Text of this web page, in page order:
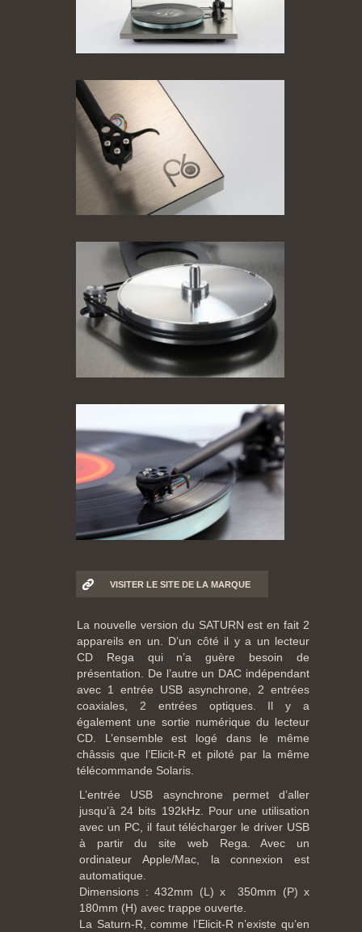
VISITER LE SITE DE LA MARQUE
La nouvelle version du SATURN est en fait 2
appareils en un. D’un côté il y a un lecteur
CD Rega qui n’a guère besoin de
présentation. De l’autre un DAC indépendant
avec 1 entrée USB asynchrone, 2 entrées
coaxiales, 2 entrées optiques. Il y a
également une sortie numérique du lecteur
CD. L’ensemble est logé dans le même
châssis que l’Elicit-R et piloté par la même
télécommande Solaris.
L’entrée USB asynchrone permet d’aller
jusqu’à 24 bits 192kHz. Pour une utilisation
avec un PC, il faut télécharger le driver USB
à partir du site web Rega. Avec un
ordinateur Apple/Mac, la connexion est
automatique.
Dimensions : 432mm (L) x 350mm (P) x
180mm (H) avec trappe ouverte.
La Saturn-R, comme l’Elicit-R n’existe qu’en